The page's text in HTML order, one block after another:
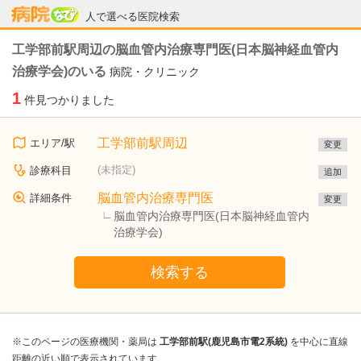
人で選べる医院検索
病院なび
工学部前駅周辺の脳血管内治療専門医(日本脳神経血管内
治療学会)のいる 病院・クリニック
1 件見つかりました
エリア/駅 工学部前駅周辺 変更
診療科目 (未指定) 追加
詳細条件 脳血管内治療専門医
脳血管内治療専門医(日本脳神経血管内
治療学会)
変更
検索する
※このページの医療機関・薬局は 工学部前駅(鹿児島市電2系統) を中心に直線
距離の近い順で表示されています